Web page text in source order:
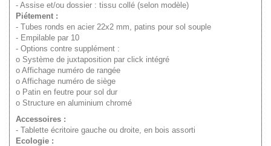
- Assise et/ou dossier : tissu collé (selon modèle)
Piétement :
- Tubes ronds en acier 22x2 mm, patins pour sol souple
- Empilable par 10
- Options contre supplément :
o Système de juxtaposition par click intégré
o Affichage numéro de rangée
o Affichage numéro de siège
o Patin en feutre pour sol dur
o Structure en aluminium chromé
Accessoires :
- Tablette écritoire gauche ou droite, en bois assorti
Ecologie :